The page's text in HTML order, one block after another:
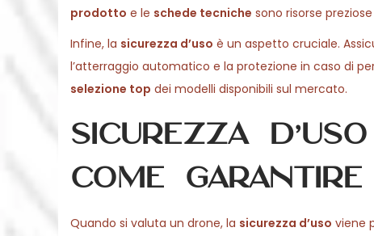
prodotto e le schede tecniche sono risorse
Infine, la sicurezza d’uso è un aspetto cruciale.
l’atterraggio automatico e la protezione in caso di
selezione top dei modelli disponibili sul mercato.
Sicurezza
come
Quando si valuta un drone, la sicurezza d’uso viene